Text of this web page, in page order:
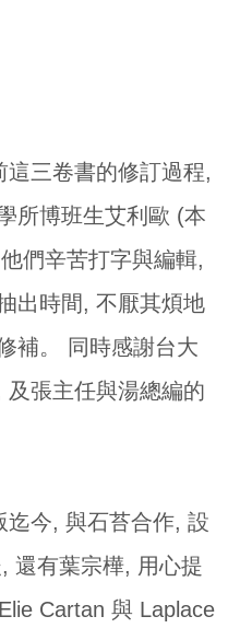
三卷書的修訂過程,
所博班生艾利歐 (本
們辛苦打字與編輯,
出時間, 不厭其煩地
補。 同時感謝台大
張主任與湯總編的
今, 與石苔合作, 設
還有葉宗樺, 用心提
Cartan 與 Laplace